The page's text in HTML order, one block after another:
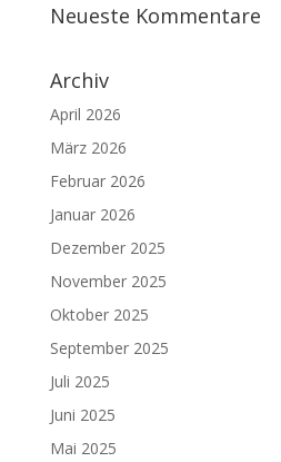
Neueste Kommentare
Archiv
April 2026
März 2026
Februar 2026
Januar 2026
Dezember 2025
November 2025
Oktober 2025
September 2025
Juli 2025
Juni 2025
Mai 2025